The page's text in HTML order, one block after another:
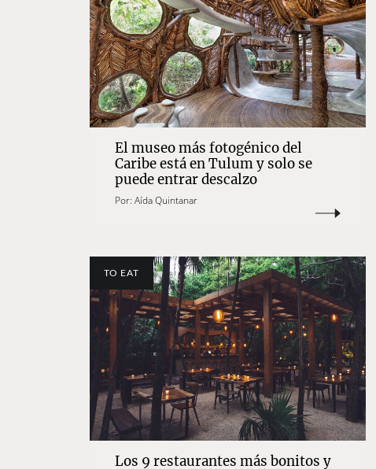
El museo más fotogénico del
Caribe está en Tulum y solo se
puede entrar descalzo
Por: Aída Quintanar
TO EAT
Los 9 restaurantes más bonitos y